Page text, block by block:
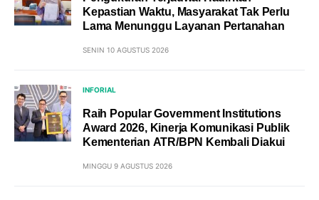
Kepastian Waktu, Masyarakat Tak Perlu
Lama Menunggu Layanan Pertanahan
SENIN 10 AGUSTUS 2026
INFORIAL
Raih Popular Government Institutions
Award 2026, Kinerja Komunikasi Publik
Kementerian ATR/BPN Kembali Diakui
MINGGU 9 AGUSTUS 2026